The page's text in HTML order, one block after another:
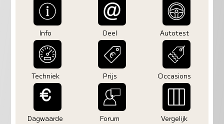
Info Deel Autotest
Techniek Prijs Occasions
Dagwaarde Forum Vergelijk